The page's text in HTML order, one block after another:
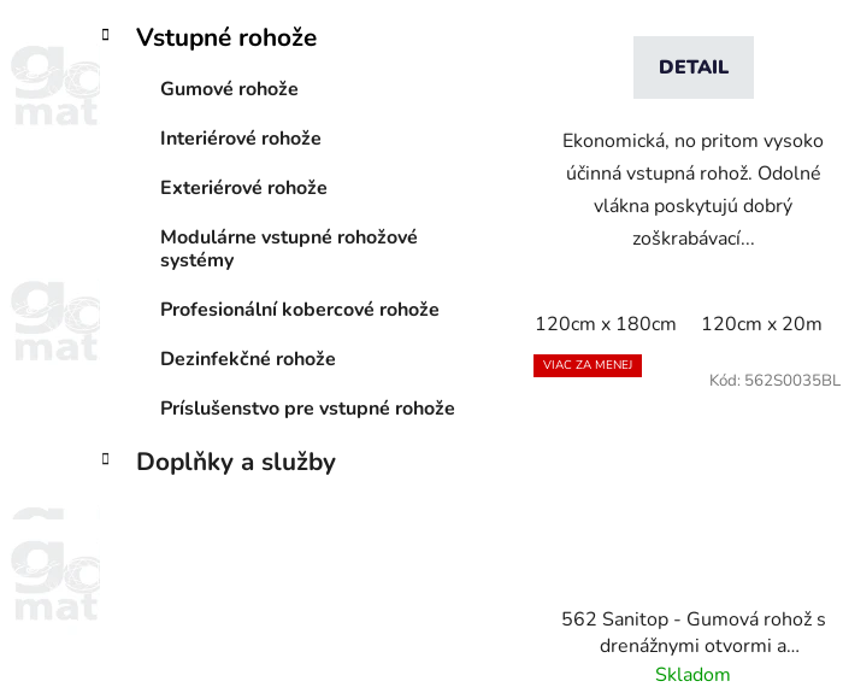
Vstupné rohože
Gumové rohože
Interiérové rohože
Exteriérové rohože
Modulárne vstupné rohožové
systémy
Profesionální kobercové rohože
Dezinfekčné rohože
Príslušenstvo pre vstupné rohože
Doplňky a služby
DETAIL
Ekonomická, no pritom vysoko
účinná vstupná rohož. Odolné
vlákna poskytujú dobrý
zoškrabávací...
120cm x 180cm 120cm x 20m
VIAC ZA MENEJ
562 Sanitop - Gumová rohož s
drenážnymi otvormi a
tvarovanými hranami
Skladom
Kód: 562S0035BL